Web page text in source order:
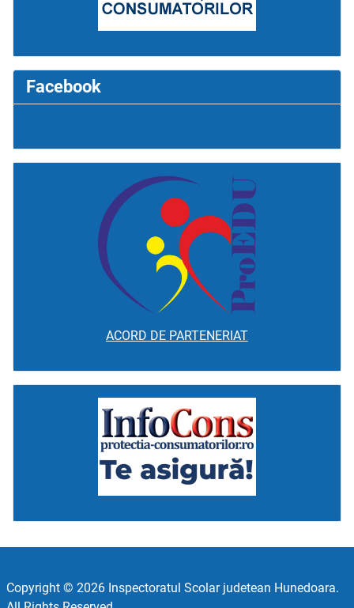
Facebook
ACORD DE PARTENERIAT
Copyright © 2026 Inspectoratul Scolar judetean Hunedoara.